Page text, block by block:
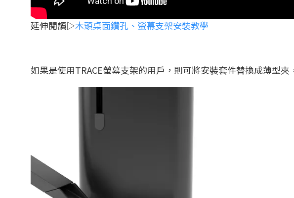
延伸閱讀▷木頭桌面鑽孔、螢幕支架安裝教學
如果是使用TRACE螢幕支架的用戶，則可將安裝套件替換成薄型